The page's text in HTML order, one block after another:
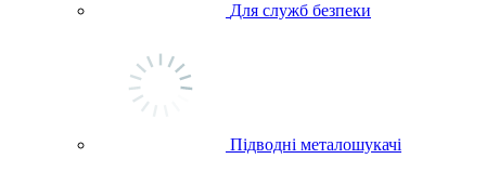
Для служб безпеки
Підводні металошукачі